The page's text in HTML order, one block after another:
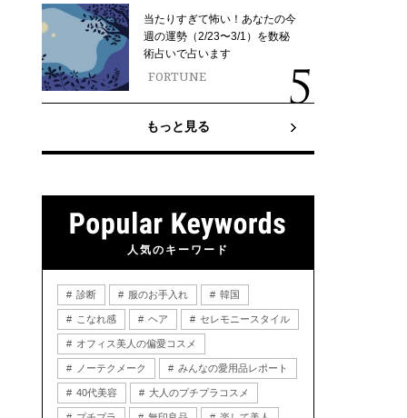
当たりすぎて怖い！あなたの今
週の運勢（2/23〜3/1）を数秘
術占いで占います
FORTUNE
もっと見る
人気のキーワード
診断 服のお手入れ 韓国
こなれ感 ヘア セレモニースタイル
オフィス美人の偏愛コスメ
ノーテクメーク みんなの愛用品レポート
40代美容 大人のプチプラコスメ